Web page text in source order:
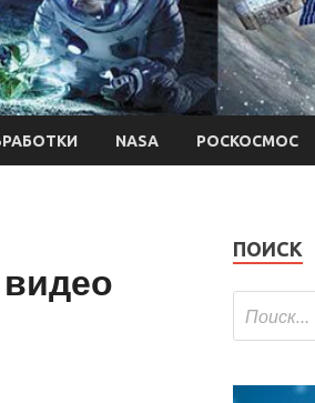
NASA РОСКОСМОС
ПОИСК